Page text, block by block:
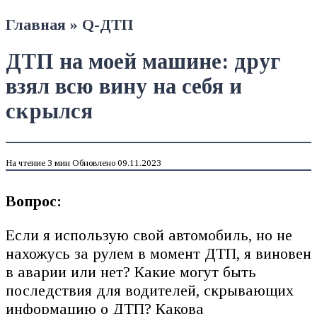
Главная » Q-ДТП
ДТП на моей машине: друг
взял всю вину на себя и
скрылся
На чтение 3 мин Обновлено 09.11.2023
Вопрос:
Если я использую свой автомобиль, но не
нахожусь за рулем в момент ДТП, я виновен
в аварии или нет? Какие могут быть
последствия для водителей, скрывающих
информацию о ДТП? Какова